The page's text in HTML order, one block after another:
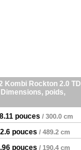
Kombi Rockton 2.0 TDI
poids,
pouces / 300.0 cm
pouces / 489.2 cm
pouces / 190.4 cm